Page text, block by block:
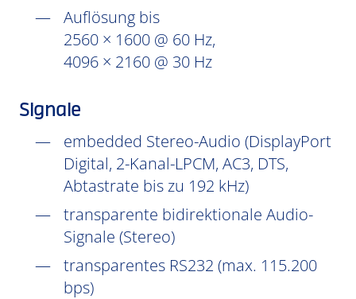
Auflösung bis
2560 × 1600 @ 60 Hz,
4096 × 2160 @ 30 Hz
Signale
embedded Stereo-Audio (DisplayPort
Digital, 2-Kanal-LPCM, AC3, DTS,
Abtastrate bis zu 192 kHz)
transparente bidirektionale Audio-
Signale (Stereo)
transparentes RS232 (max. 115.200
bps)